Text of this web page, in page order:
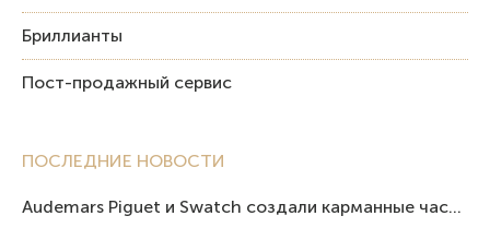
ПОСЛЕДНИЕ НОВОСТИ
Audemars Piguet и Swatch создали карманные часы в эстетике Royal Oak и Pop Art
Бриллианты
Пост-продажный сервис